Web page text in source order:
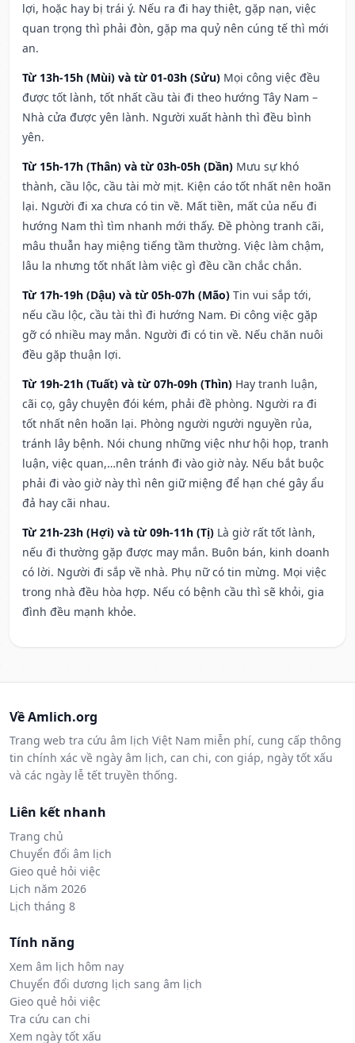
lợi, hoặc hay bị trái ý. Nếu ra đi hay thiệt, gặp nạn, việc
quan trọng thì phải đòn, gặp ma quỷ nên cúng tế thì mới
an.
Từ 13h-15h (Mùi) và từ 01-03h (Sửu) Mọi công việc đều
được tốt lành, tốt nhất cầu tài đi theo hướng Tây Nam –
Nhà cửa được yên lành. Người xuất hành thì đều bình
yên.
Từ 15h-17h (Thân) và từ 03h-05h (Dần) Mưu sự khó
thành, cầu lộc, cầu tài mờ mịt. Kiện cáo tốt nhất nên hoãn
lại. Người đi xa chưa có tin về. Mất tiền, mất của nếu đi
hướng Nam thì tìm nhanh mới thấy. Đề phòng tranh cãi,
mâu thuẫn hay miệng tiếng tầm thường. Việc làm chậm,
lâu la nhưng tốt nhất làm việc gì đều cần chắc chắn.
Từ 17h-19h (Dậu) và từ 05h-07h (Mão) Tin vui sắp tới,
nếu cầu lộc, cầu tài thì đi hướng Nam. Đi công việc gặp
gỡ có nhiều may mắn. Người đi có tin về. Nếu chăn nuôi
đều gặp thuận lợi.
Từ 19h-21h (Tuất) và từ 07h-09h (Thìn) Hay tranh luận,
cãi cọ, gây chuyện đói kém, phải đề phòng. Người ra đi
tốt nhất nên hoãn lại. Phòng người người nguyền rủa,
tránh lây bệnh. Nói chung những việc như hội họp, tranh
luận, việc quan,…nên tránh đi vào giờ này. Nếu bắt buộc
phải đi vào giờ này thì nên giữ miệng để hạn ché gây ẩu
đả hay cãi nhau.
Từ 21h-23h (Hợi) và từ 09h-11h (Tị) Là giờ rất tốt lành,
nếu đi thường gặp được may mắn. Buôn bán, kinh doanh
có lời. Người đi sắp về nhà. Phụ nữ có tin mừng. Mọi việc
trong nhà đều hòa hợp. Nếu có bệnh cầu thì sẽ khỏi, gia
đình đều mạnh khỏe.
Về Amlich.org
Trang web tra cứu âm lịch Việt Nam miễn phí, cung cấp thông
tin chính xác về ngày âm lịch, can chi, con giáp, ngày tốt xấu
và các ngày lễ tết truyền thống.
Liên kết nhanh
Trang chủ
Chuyển đổi âm lịch
Gieo quẻ hỏi việc
Lịch năm 2026
Lịch tháng 8
Tính năng
Xem âm lịch hôm nay
Chuyển đổi dương lịch sang âm lịch
Gieo quẻ hỏi việc
Tra cứu can chi
Xem ngày tốt xấu